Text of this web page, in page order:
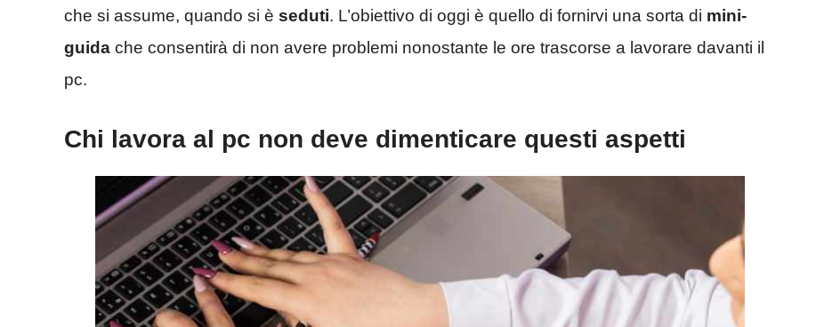
che si assume, quando si è seduti. L’obiettivo di oggi è quello di fornirvi una sorta di mini-
guida che consentirà di non avere problemi nonostante le ore trascorse a lavorare davanti il
pc.
Chi lavora al pc non deve dimenticare questi aspetti